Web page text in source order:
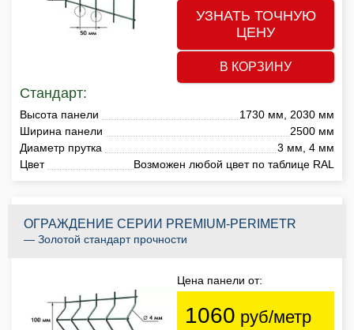
УЗНАТЬ ТОЧНУЮ
ЦЕНУ
В КОРЗИНУ
Стандарт:
Высота панели
1730 мм, 2030 мм
Ширина панели
2500 мм
Диаметр прутка
3 мм, 4 мм
Цвет
Возможен любой цвет по таблице RAL
ОГРАЖДЕНИЕ СЕРИИ PREMIUM-PERIMETR
— Золотой стандарт прочности
Цена панели от:
1060 руб/метр